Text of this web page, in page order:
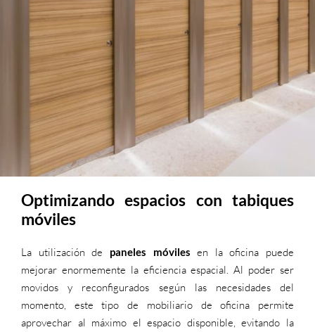
Optimizando espacios con tabiques
móviles
La utilización de paneles móviles en la oficina puede
mejorar enormemente la eficiencia espacial. Al poder ser
movidos y reconfigurados según las necesidades del
momento, este tipo de mobiliario de oficina permite
aprovechar al máximo el espacio disponible, evitando la